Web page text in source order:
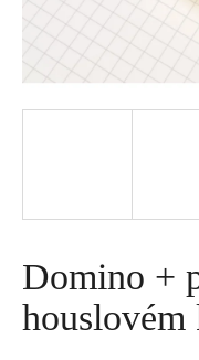
Domino +
í
t